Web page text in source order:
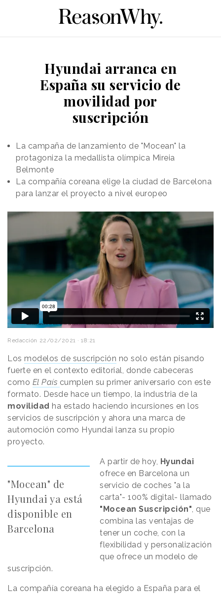
Hyundai arranca en
España su servicio de
movilidad por
suscripción
La campaña de lanzamiento de "Mocean" la
protagoniza la medallista olímpica Mireia
Belmonte
La compañía coreana elige la ciudad de Barcelona
para lanzar el proyecto a nivel europeo
Redacción 22/02/2021 · 18:21
Los modelos de suscripción no solo están pisando
fuerte en el contexto editorial, donde cabeceras
como El País cumplen su primer aniversario con este
formato. Desde hace un tiempo, la industria de la
movilidad ha estado haciendo incursiones en los
servicios de suscripción y ahora una marca de
automoción como Hyundai lanza su propio
proyecto.
"Mocean" de
Hyundai ya está
disponible en
Barcelona
A partir de hoy, Hyundai
ofrece en Barcelona un
servicio de coches "a la
carta"- 100% digital- llamado
"Mocean Suscripción", que
combina las ventajas de
tener un coche, con la
flexibilidad y personalización
que ofrece un modelo de
suscripción.
La compañía coreana ha elegido a España para el